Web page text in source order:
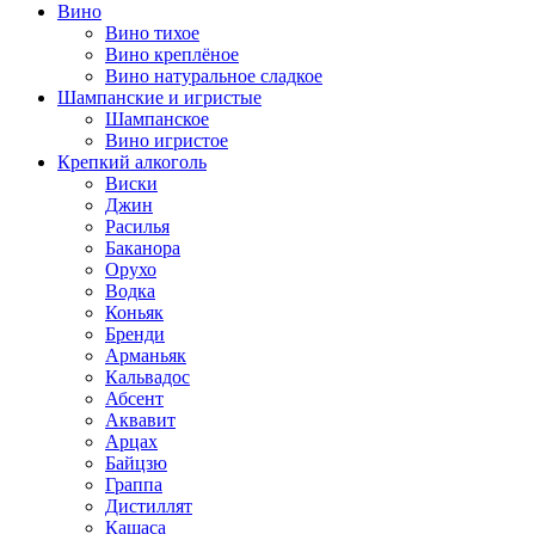
Вино
Вино тихое
Вино креплёное
Вино натуральное сладкое
Шампанские и игристые
Шампанское
Вино игристое
Крепкий алкоголь
Виски
Джин
Расилья
Баканора
Орухо
Водка
Коньяк
Бренди
Арманьяк
Кальвадос
Абсент
Аквавит
Арцах
Байцзю
Граппа
Дистиллят
Кашаса